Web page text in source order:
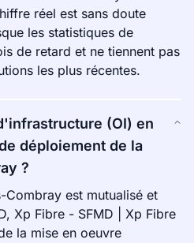
réel est sans doute
les statistiques de
de retard et ne tiennent pas
les plus récentes.
(OI) en
déploiement de la
?
Combray est mutualisé et
Xp Fibre - SFMD | Xp Fibre
la mise en oeuvre